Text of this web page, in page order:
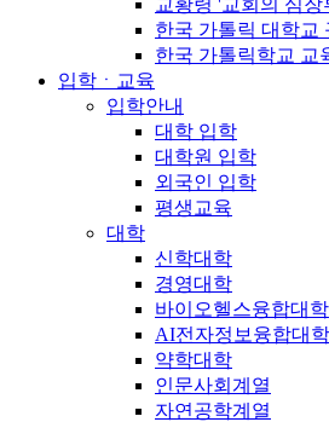
한국 가톨릭 대학교
한국 가톨릭학교 교
입학ㆍ교육
입학안내
대학 입학
대학원 입학
외국인 입학
평생교육
대학
신학대학
경영대학
바이오헬스융합대학
AI전자정보융합대학
약학대학
인문사회계열
자연공학계열